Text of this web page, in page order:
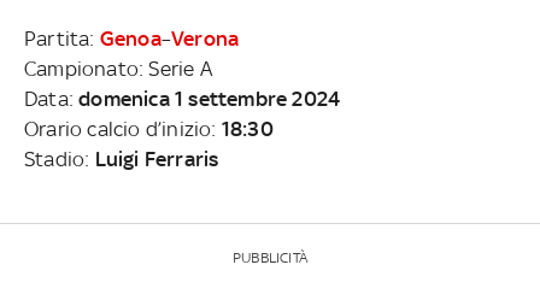
Partita: Genoa–Verona
Campionato: Serie A
Data:domenica 1 settembre 2024
Orario calcio d’inizio: 18:30
Stadio: Luigi Ferraris
PUBBLICITÀ